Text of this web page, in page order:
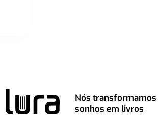
Nós transformamos
sonhos em livros